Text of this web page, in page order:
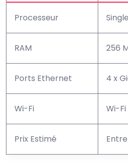
Processeur
RAM 256
Ports Ethernet 4 x
Wi-Fi Wi-Fi
Prix Estimé